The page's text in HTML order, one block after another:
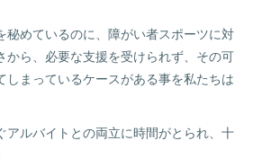
秘めているのに、障がい者スポーツに対
から、必要な支援を受けられず、その可
しまっているケースがある事を私たちは
アルバイトとの両立に時間がとられ、十